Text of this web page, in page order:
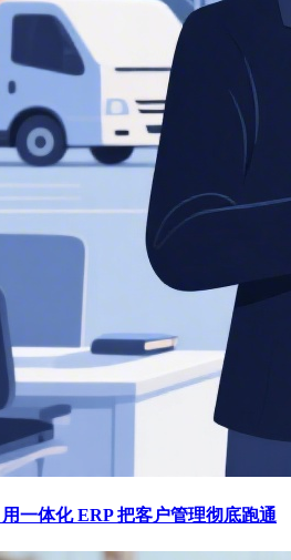
一体化 ERP 把客户管理彻底跑通